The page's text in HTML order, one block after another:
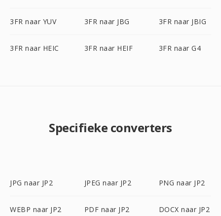
3FR naar YUV 3FR naar JBG 3FR naar JBIG
3FR naar HEIC 3FR naar HEIF 3FR naar G4
Specifieke converters
JPG naar JP2 JPEG naar JP2 PNG naar JP2
WEBP naar JP2 PDF naar JP2 DOCX naar JP2